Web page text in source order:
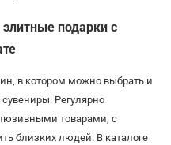
подарки с
в котором можно выбрать и
Регулярно
товарами, с
близких людей. В каталоге